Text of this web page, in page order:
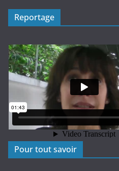
Reportage
Pour tout savoir